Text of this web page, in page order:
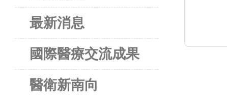
最新消息
國際醫療交流成果
醫衛新南向